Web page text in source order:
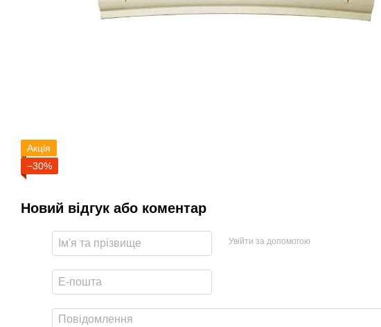
Акція
−30%
Новий відгук або коментар
Увійти за допомогою